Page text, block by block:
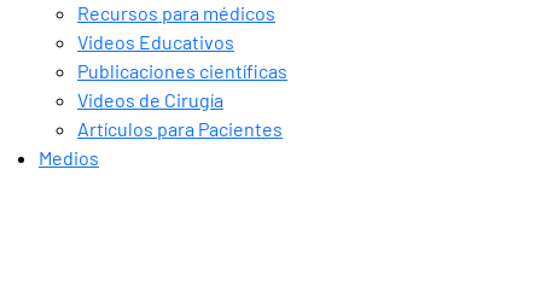
Recursos para médicos
Videos Educativos
Publicaciones científicas
Videos de Cirugía
Artículos para Pacientes
Medios